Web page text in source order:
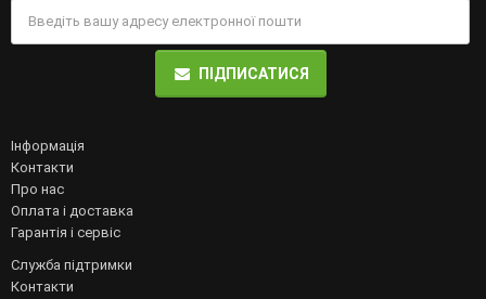
ПІДПИСАТИСЯ
Інформація
Контакти
Про нас
Оплата і доставка
Гарантія і сервіс
Служба підтримки
Контакти